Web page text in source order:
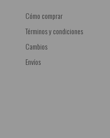
Cómo comprar
Términos y condiciones
Cambios
Envíos